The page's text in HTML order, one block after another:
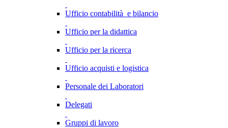
Ufficio contabilità e bilancio
Ufficio per la didattica
Ufficio per la ricerca
Ufficio acquisti e logistica
Personale dei Laboratori
Delegati
Gruppi di lavoro